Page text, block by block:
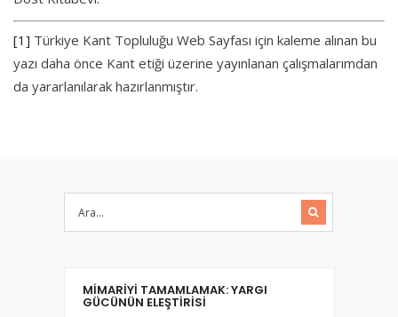
[1] Türkiye Kant Topluluğu Web Sayfası için kaleme alınan bu
yazı daha önce Kant etiği üzerine yayınlanan çalışmalarımdan
da yararlanılarak hazırlanmıştır.
MIMARIYI TAMAMLAMAK: YARGI
GÜCÜNÜN ELEŞTIRISI